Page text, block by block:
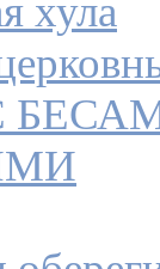
хула